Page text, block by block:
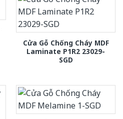
Cửa Gỗ Chống Cháy MDF
Laminate P1R2 23029-
SGD